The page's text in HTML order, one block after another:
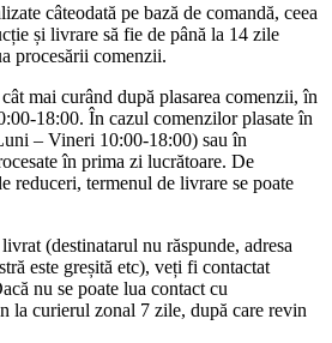
câteodată pe bază de comandă, ceea
și livrare să fie de până la 14 zile
procesării comenzii.
mai curând după plasarea comenzii, în
18:00. În cazul comenzilor plasate în
– Vineri 10:00-18:00) sau în
în prima zi lucrătoare. De
reduceri, termenul de livrare se poate
(destinatarul nu răspunde, adresa
este greșită etc), veți fi contactat
nu se poate lua contact cu
la curierul zonal 7 zile, după care revin